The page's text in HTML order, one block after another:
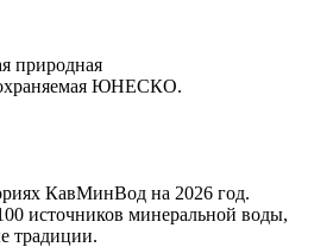
природная
охраняемая ЮНЕСКО.
КавМинВод на 2026 год.
источников минеральной воды,
традиции.